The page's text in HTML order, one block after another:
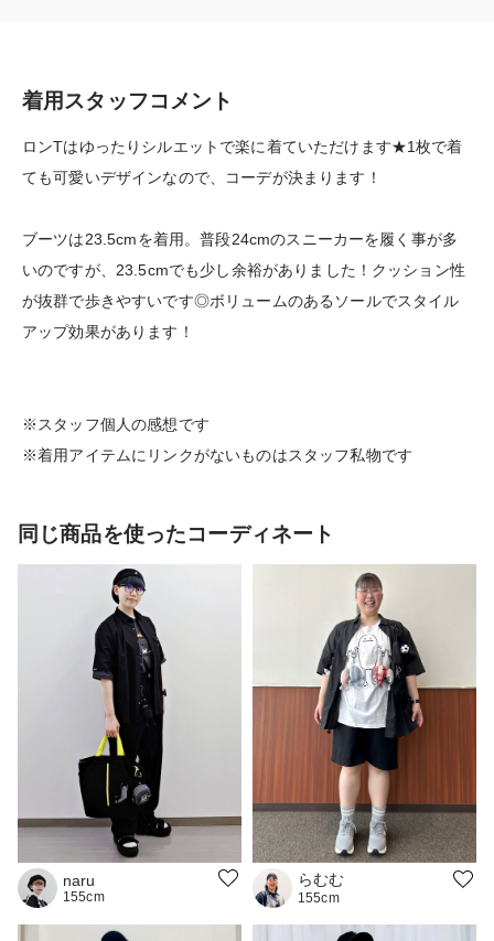
着用スタッフコメント
ロンTはゆったりシルエットで楽に着ていただけます★1枚で着
ても可愛いデザインなので、コーデが決まります！
ブーツは23.5cmを着用。普段24cmのスニーカーを履く事が多
いのですが、23.5cmでも少し余裕がありました！クッション性
が抜群で歩きやすいです◎ボリュームのあるソールでスタイル
アップ効果があります！
※スタッフ個人の感想です
※着用アイテムにリンクがないものはスタッフ私物です
同じ商品を使ったコーディネート
naru
155cm
らむむ
155cm